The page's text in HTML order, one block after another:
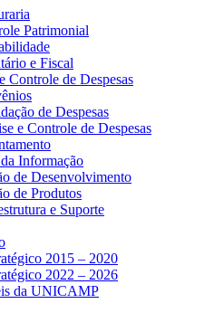
Patrimonial
e Fiscal
Controle de Despesas
de Despesas
e Controle de Despesas
Informação
de Desenvolvimento
de Produtos
e Suporte
2015 – 2020
2022 – 2026
da UNICAMP